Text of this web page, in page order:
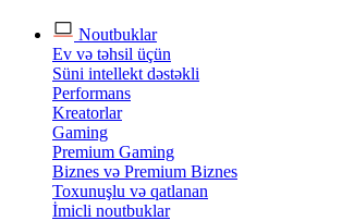
Noutbuklar
Ev və təhsil üçün
Süni intellekt dəstəkli
Performans
Kreatorlar
Gaming
Premium Gaming
Biznes və Premium Biznes
Toxunuşlu və qatlanan
İmicli noutbuklar